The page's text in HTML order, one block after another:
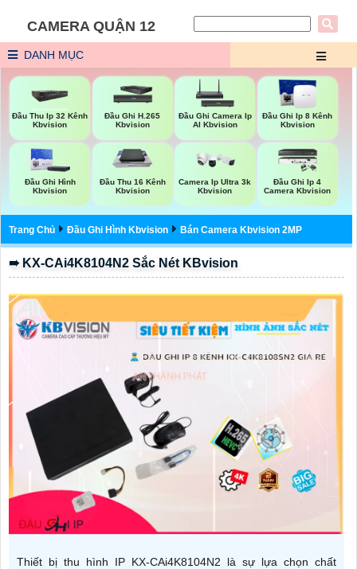
CAMERA QUẬN 12
DANH MỤC
Đầu Thu Ip 32 Kênh
Kbvision
Đầu Ghi H.265
Kbvision
Đầu Ghi Camera Ip
AI Kbvision
Đầu Ghi Ip 8 Kênh
Kbvision
Đầu Ghi Hình
Kbvision
Đầu Thu 16 Kênh
Kbvision
Camera Ip Ultra 3k
Kbvision
Đầu Ghi Ip 4
Camera Kbvision
Trang Chủ Đầu Ghi Hình Kbvision Bán Camera Kbvision 2MP
➠ KX-CAi4K8104N2 Sắc Nét KBvision
Thiết bị thu hình IP KX-CAi4K8104N2 là sự lựa chọn chất